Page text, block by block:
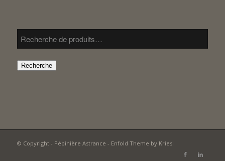
Recherche
© Copyright - Pépinière Astrance - Enfold Theme by Kriesi